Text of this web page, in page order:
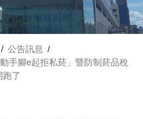
/ 公告訊息 /
手腳e起拒私菸」暨防制菸品稅
跑了